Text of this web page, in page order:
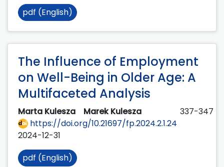
pdf (English)
The Influence of Employment
on Well-Being in Older Age: A
Multifaceted Analysis
Marta Kulesza Marek Kulesza
337-347
https://doi.org/10.21697/fp.2024.2.1.24
2024-12-31
pdf (English)